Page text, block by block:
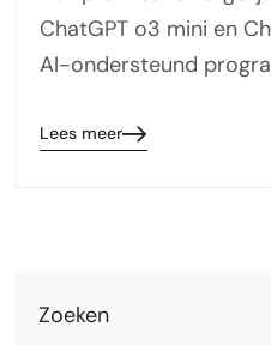
Zoeken
ChatGPT o3 mini en
AI-ondersteund
Lees meer